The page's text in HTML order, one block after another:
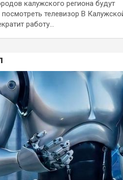
калужского региона будут
телевизор В
работу…